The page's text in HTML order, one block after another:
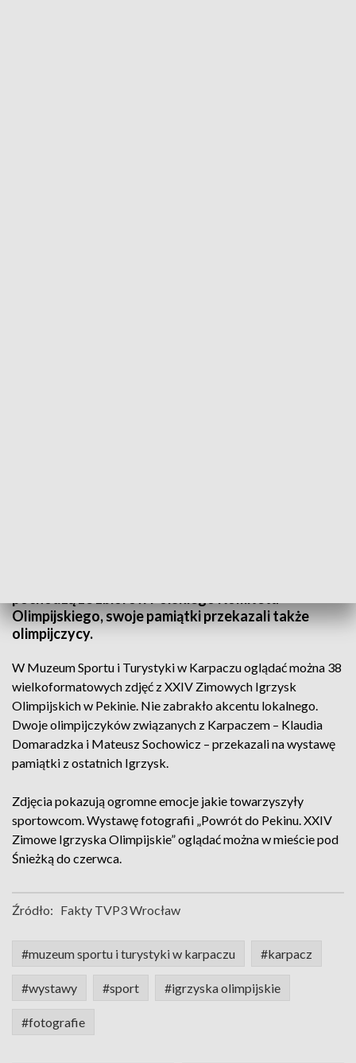
Olimpijskiego, swoje pamiątki przekazali także
olimpijczycy.
W Muzeum Sportu i Turystyki w Karpaczu oglądać można 38
wielkoformatowych zdjęć z XXIV Zimowych Igrzysk
Olimpijskich w Pekinie. Nie zabrakło akcentu lokalnego.
Dwoje olimpijczyków związanych z Karpaczem – Klaudia
Domaradzka i Mateusz Sochowicz – przekazali na wystawę
pamiątki z ostatnich Igrzysk.
Zdjęcia pokazują ogromne emocje jakie towarzyszyły
sportowcom. Wystawę fotografii „Powrót do Pekinu. XXIV
Zimowe Igrzyska Olimpijskie” oglądać można w mieście pod
Śnieżką do czerwca.
Źródło: Fakty TVP3 Wrocław
#muzeum sportu i turystyki w karpaczu #karpacz
#wystawy #sport #igrzyska olimpijskie
#fotografie